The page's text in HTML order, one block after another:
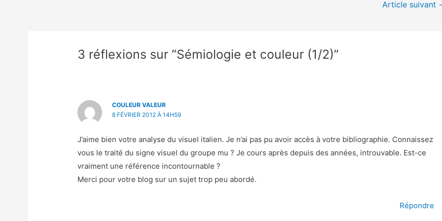
Article suivant
3 réflexions sur “Sémiologie et couleur (1/2)”
COULEUR VALEUR
8 FÉVRIER 2012 À 14H59
J’aime bien votre analyse du visuel italien. Je n’ai pas pu avoir accès à votre bibliographie. Connaissez
vous le traité du signe visuel du groupe mu ? Je cours après depuis des années, introuvable. Est-ce
vraiment une référence incontournable ?
Merci pour votre blog sur un sujet trop peu abordé.
Répondre